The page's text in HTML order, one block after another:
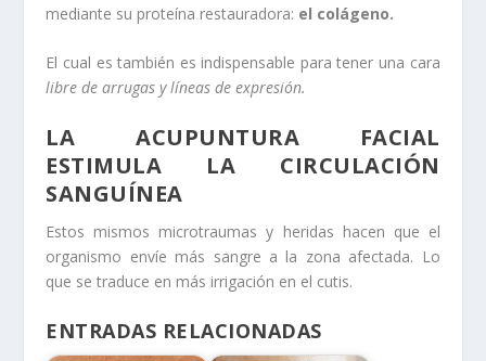
mediante su proteína restauradora: el colágeno.
El cual es también es indispensable para tener una cara
libre de arrugas y líneas de expresión.
LA ACUPUNTURA FACIAL
ESTIMULA LA CIRCULACIÓN
SANGUÍNEA
Estos mismos microtraumas y heridas hacen que el
organismo envíe más sangre a la zona afectada. Lo
que se traduce en más irrigación en el cutis.
ENTRADAS RELACIONADAS